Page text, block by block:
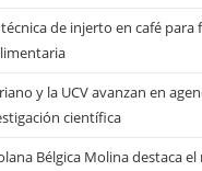
de injerto en café para
y la UCV avanzan en
científica
Bélgica Molina destaca el